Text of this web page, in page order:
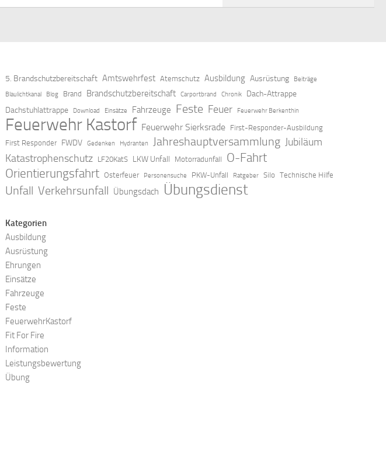
5. Brandschutzbereitschaft Amtswehrfest Atemschutz Ausbildung Ausrüstung
Beiträge
Blaulichtkanal
Blog Brand Brandschutzbereitschaft Carportbrand Chronik
Dach-Attrappe
Dachstuhlattrappe
Download Einsätze Fahrzeuge Feste Feuer Feuerwehr Berkenthin
Feuerwehr Kastorf Feuerwehr Sierksrade
First-Responder-Ausbildung
First Responder
FWDV Gedenken Hydranten Jahreshauptversammlung Jubiläum
Katastrophenschutz
LF20KatS LKW Unfall Motorradunfall
O-Fahrt
Orientierungsfahrt Osterfeuer Personensuche PKW-Unfall Ratgeber Silo Technische Hilfe
Unfall Verkehrsunfall Übungsdach Übungsdienst
Kategorien
Ausbildung
Ausrüstung
Ehrungen
Einsätze
Fahrzeuge
Feste
FeuerwehrKastorf
Fit For Fire
Information
Leistungsbewertung
Übung